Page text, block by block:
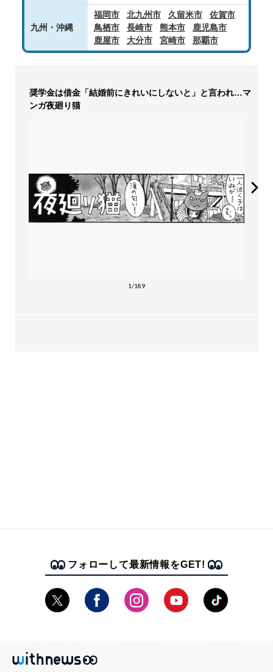
九州・沖縄
福岡市 北九州市 久留米市
佐賀市
鳥栖市
長崎市 熊本市
鹿児島市
鹿屋市
大分市 宮崎市 那覇市
奨学金は借金「結婚前にきれいにしないと」と言われ…マ
ンガ夜廻り猫
1/189
フォローして最新情報をGET!